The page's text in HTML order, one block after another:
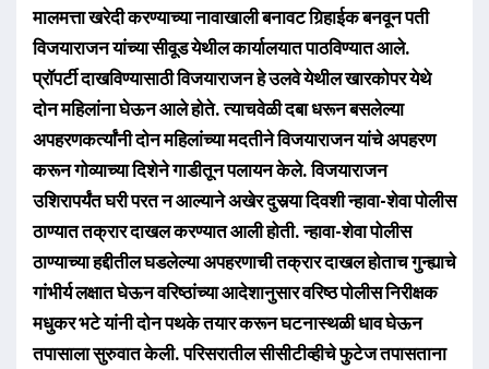
मालमत्ता खरेदी करण्याच्या नावाखाली बनावट गिर्‍हाईक बनवून पती
विजयाराजन यांच्या सीवूड येथील कार्यालयात पाठविण्यात आले.
प्रॉपर्टी दाखविण्यासाठी विजयाराजन हे उलवे येथील खारकोपर येथे
दोन महिलांना घेऊन आले होते. त्याचवेळी दबा धरून बसलेल्या
अपहरणकर्त्यांनी दोन महिलांच्या मदतीने विजयाराजन यांचे अपहरण
करून गोव्याच्या दिशेने गाडीतून पलायन केले. विजयाराजन
उशिरापर्यंत घरी परत न आल्याने अखेर दुसर्‍या दिवशी न्हावा-शेवा पोलीस
ठाण्यात तक्रार दाखल करण्यात आली होती. न्हावा-शेवा पोलीस
ठाण्याच्या हद्दीतील घडलेल्या अपहरणाची तक्रार दाखल होताच गुन्ह्याचे
गांभीर्य लक्षात घेऊन वरिष्ठांच्या आदेशानुसार वरिष्ठ पोलीस निरीक्षक
मधुकर भटे यांनी दोन पथके तयार करून घटनास्थळी धाव घेऊन
तपासाला सुरुवात केली. परिसरातील सीसीटीव्हीचे फुटेज तपासताना